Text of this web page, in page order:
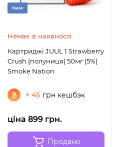
New
Немає в наявності
Картриджі JUUL 1 Strawberry
Crush (полуниця) 50мг (5%)
Smoke Nation
+ 45 грн кешбэк
ціна 899 грн.
Продано